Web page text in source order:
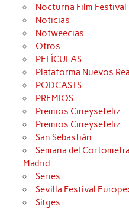
Nocturna Film Festival
Noticias
Notweecias
Otros
PELÍCULAS
Plataforma Nuevos
PODCASTS
PREMIOS
Premios Cineysefeliz
Premios Cineysefeliz
San Sebastián
Semana del
Madrid
Series
Sevilla Festival
Sitges